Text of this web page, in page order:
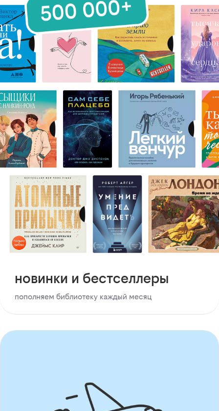
новинки и бестселлеры
пополняем библиотеку каждый месяц